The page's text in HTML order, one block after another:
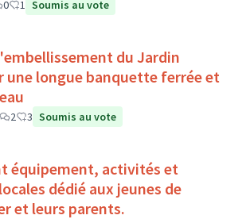
0 1 Soumis au vote
du Jardin
une longue banquette ferrée et
2 3 Soumis au vote
équipement, activités et
dédié aux jeunes de
et leurs parents.